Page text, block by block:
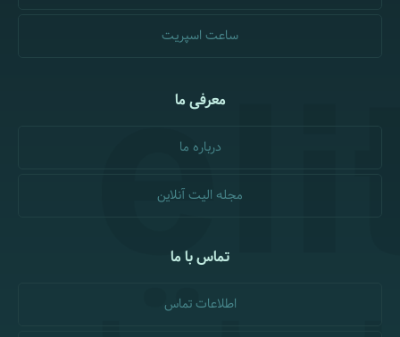
ساعت اسپریت
معرفی ما
درباره ما
مجله الیت آنلاین
تماس با ما
اطلاعات تماس